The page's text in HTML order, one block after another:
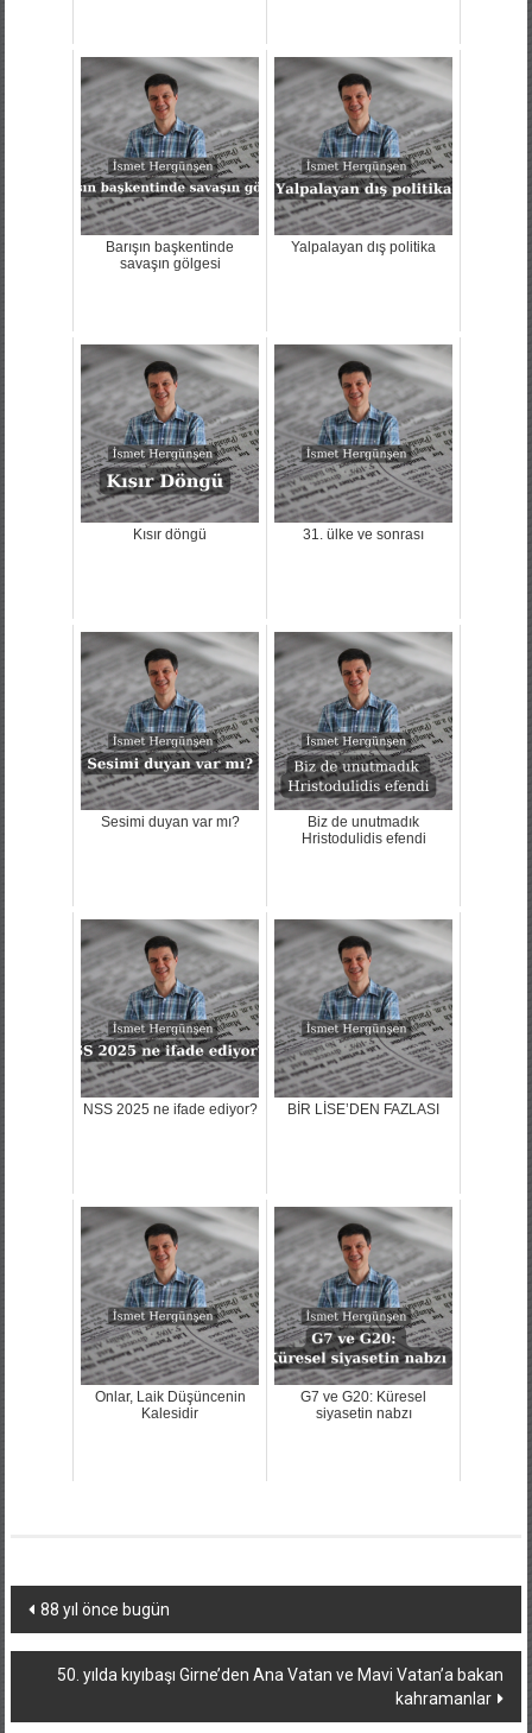
Barışın başkentinde
savaşın gölgesi
Yalpalayan dış politika
Kısır döngü 31. ülke ve sonrası
Sesimi duyan var mı?
Biz de unutmadık
Hristodulidis efendi
NSS 2025 ne ifade ediyor? BİR LİSE’DEN FAZLASI
Onlar, Laik Düşüncenin
Kalesidir
G7 ve G20: Küresel
siyasetin nabzı
Yazı
dolaşımı
88 yıl önce bugün
50. yılda kıyıbaşı Girne’den Ana Vatan ve Mavi Vatan’a bakan
kahramanlar